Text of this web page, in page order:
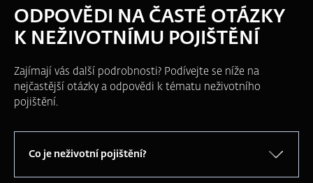
ODPOVĚDI NA ČASTÉ OTÁZKY
K NEŽIVOTNÍMU POJIŠTĚNÍ
Zajímají vás další podrobnosti? Podívejte se níže na
nejčastější otázky a odpovědi k tématu neživotního
pojištění.
Co je neživotní pojištění?